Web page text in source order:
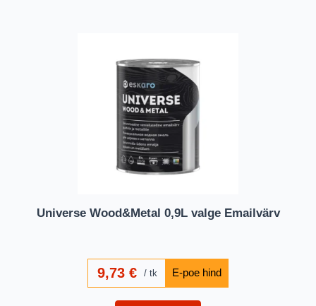
Universe Wood&Metal 0,9L valge Emailvärv
9,73€ tk